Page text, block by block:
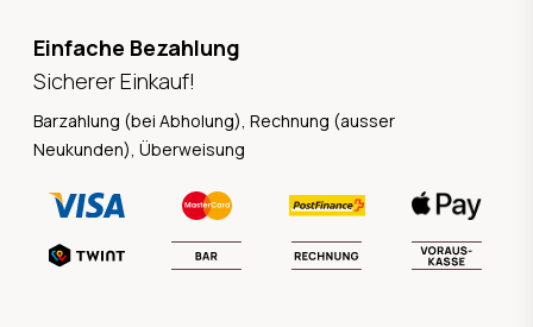
Einfache Bezahlung
Sicherer Einkauf!
Barzahlung (bei Abholung), Rechnung (ausser
Neukunden), Überweisung